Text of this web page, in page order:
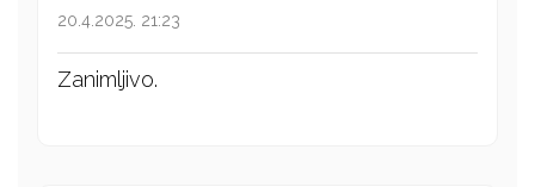
20.4.2025. 21:23
Zanimljivo.